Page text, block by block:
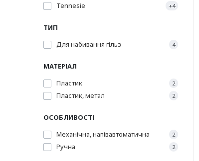
Tennesie
+4
ТИП
Для набивання гільз
4
МАТЕРІАЛ
Пластик
2
Пластик, метал 2
ОСОБЛИВОСТІ
Механічна, напівавтоматична
2
Ручна 2